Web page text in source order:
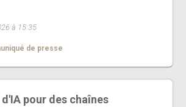
à 15:35
de presse
pour des chaînes